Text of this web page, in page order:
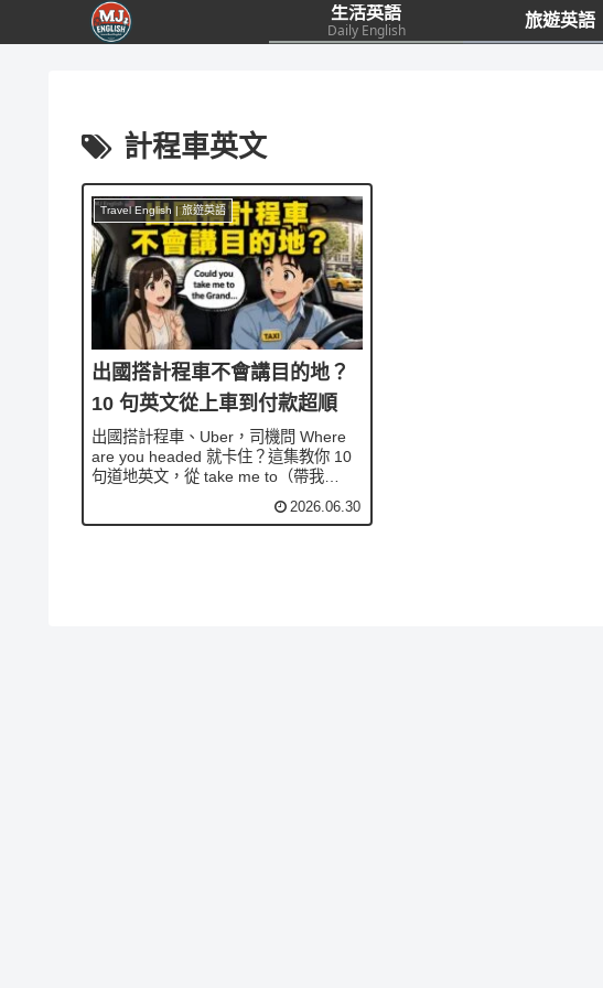
生活英語
Daily English
旅遊英語
計程車英文
Travel English | 旅遊英語
出國搭計程車不會講目的地？
10 句英文從上車到付款超順
出國搭計程車、Uber，司機問 Where
are you headed 就卡住？這集教你 10
句道地英文，從 take me to（帶我
fastest route（最快路線）到 pull
2026.06.30